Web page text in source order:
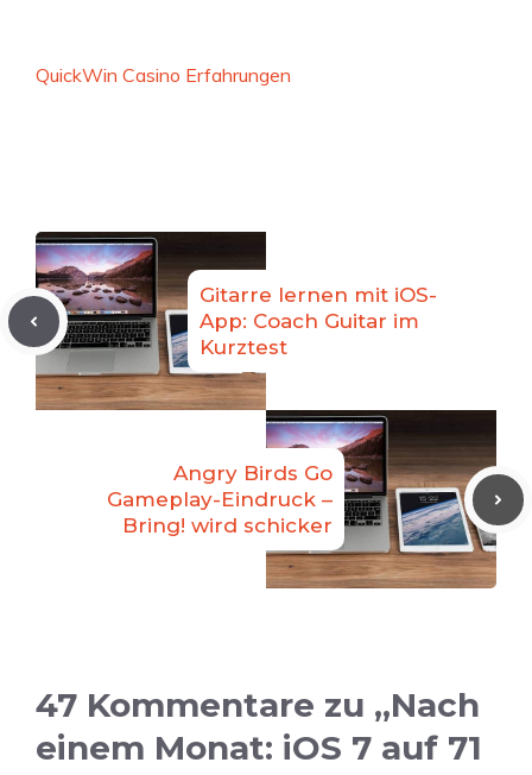
QuickWin Casino Erfahrungen
Gitarre lernen mit iOS-
App: Coach Guitar im
Kurztest
Angry Birds Go
Gameplay-Eindruck –
Bring! wird schicker
47 Kommentare zu „Nach
einem Monat: iOS 7 auf 71